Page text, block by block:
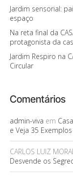
Jardim sensorial:
espaço
Na reta final da
protagonista da
Jardim Respiro na
Circular
Comentários
admin-viva em
e Veja 35
CARLOS LUIZ
Desvende os